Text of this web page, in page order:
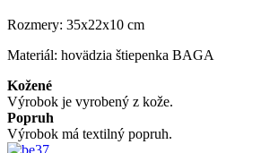
Rozmery: 35x22x10 cm
Materiál: hovädzia štiepenka BAGA
Kožené
Výrobok je vyrobený z kože.
Popruh
Výrobok má textilný popruh.